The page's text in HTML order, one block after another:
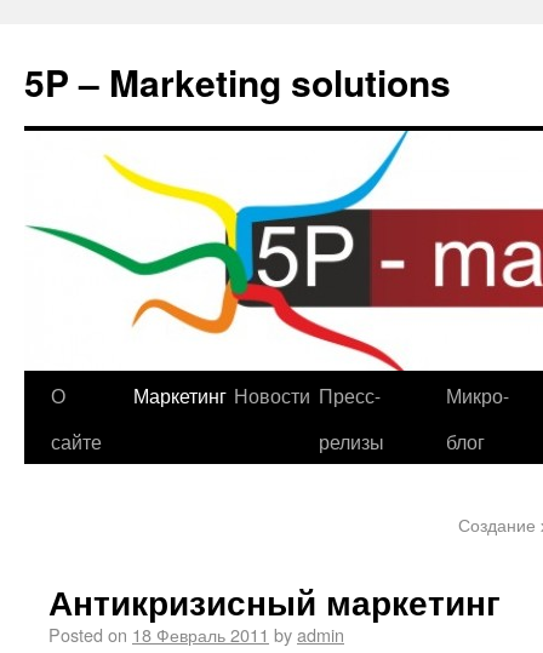
5P – Marketing solutions
О
сайте
Маркетинг Новости Пресс-
релизы
Микро-
блог
Создание
Антикризисный маркетинг
Posted on 18 Февраль 2011 byadmin